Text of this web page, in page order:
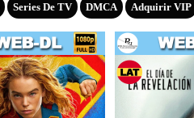
Series De TV DMCA Adquirir VIP